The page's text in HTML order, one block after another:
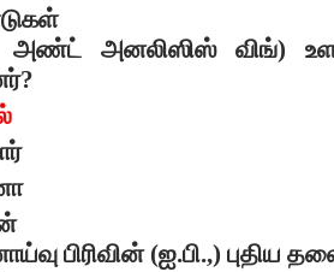
அண்ட் அனலிஸிஸ் விங்)
?
பிரிவின் (ஐ.பி.,) புதிய